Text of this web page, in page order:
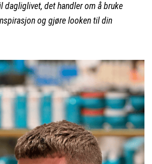
dagliglivet, det handler om å bruke
og gjøre looken til din